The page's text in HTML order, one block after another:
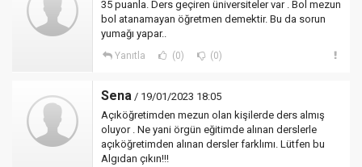
35 puanla. Ders geçiren üniversiteler var . Bol mezun
bol atanamayan öğretmen demektir. Bu da sorun
yumağı yapar..
Yanıtla (0) (0)
Sena / 19/01/2023 18:05
Açıköğretimden mezun olan kişilerde ders almış
oluyor . Ne yani örgün eğitimde alınan derslerle
açıköğretimden alınan dersler farklımı. Lütfen bu
Algıdan çıkın!!!